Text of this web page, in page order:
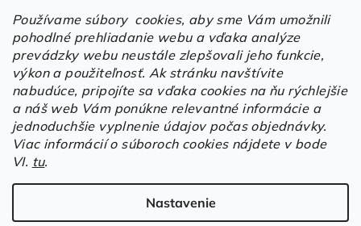
Používame súbory cookies, aby sme Vám umožnili
pohodlné prehliadanie webu a vďaka analýze
prevádzky webu neustále zlepšovali jeho funkcie,
výkon a použiteľnosť. Ak stránku navštívite
nabudúce, pripojíte sa vďaka cookies na ňu rýchlejšie
a náš web Vám ponúkne relevantné informácie a
jednoduchšie vyplnenie údajov počas objednávky.
Viac informácií o súboroch cookies nájdete v bode
VI. tu.
Nastavenie
Heureka
Športové pracovné poltopánky PRESTIGE CLASSIC biele
Hodnotenie produktu je 5 z 5 hviezdičiek.
| Mária
Á
u
e
Elstrote®. Všetky práva vyhradené.